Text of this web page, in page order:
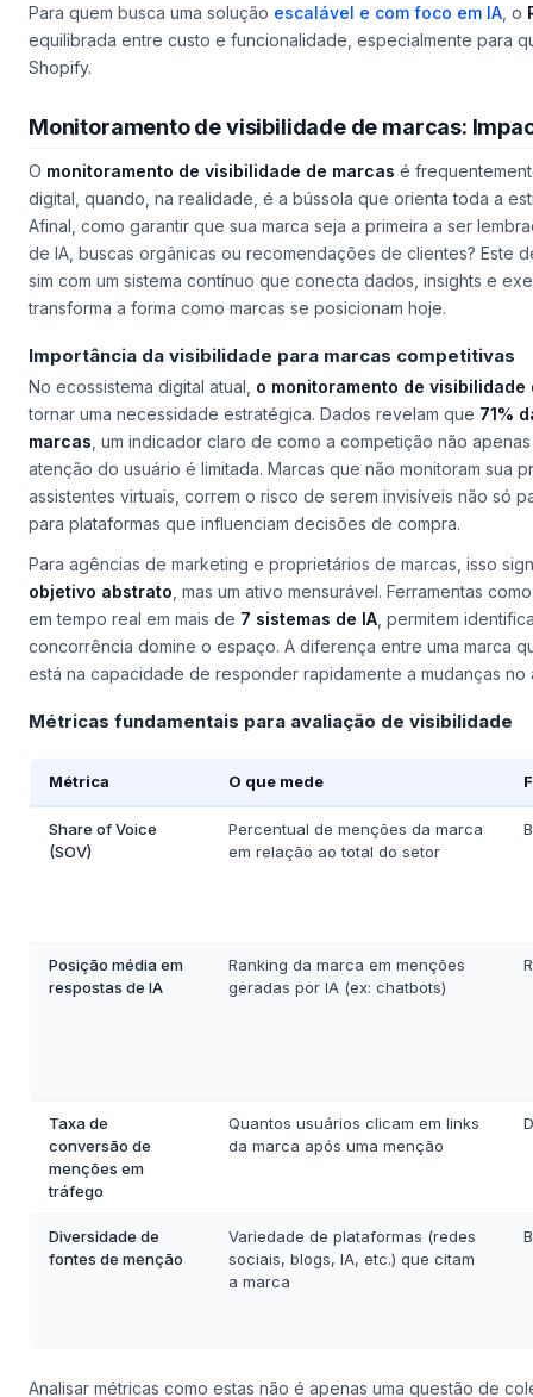
Para quem busca uma solução escalável e com foco em IA , o
equilibrada entre custo e funcionalidade, especialmente para
Shopify.
Monitoramento de visibilidade de marcas:
O monitoramento de visibilidade de marcas é
digital, quando, na realidade, é a bússola que orienta toda a
Afinal, como garantir que sua marca seja a primeira a ser
de IA, buscas orgânicas ou recomendações de clientes? Este
sim com um sistema contínuo que conecta dados, insights e
transforma a forma como marcas se posicionam hoje.
Importância da visibilidade para marcas competitivas
No ecossistema digital atual, o monitoramento de visibilidade
tornar uma necessidade estratégica. Dados revelam que 71%
marcas, um indicador claro de como a competição não
atenção do usuário é limitada. Marcas que não monitoram sua
assistentes virtuais, correm o risco de serem invisíveis não só
para plataformas que influenciam decisões de compra.
Para agências de marketing e proprietários de marcas, isso
objetivo abstrato , mas um ativo mensurável. Ferramentas
em tempo real em mais de 7 sistemas de IA , permitem
concorrência domine o espaço. A diferença entre uma marca
está na capacidade de responder rapidamente a mudanças
Métricas fundamentais para avaliação de visibilidade
Métrica O que mede
Share of Voice
(SOV)
Percentual de menções da marca
em relação ao total do setor
Posição média em
respostas de IA
Ranking da marca em menções
geradas por IA (ex: chatbots)
Taxa de
conversão de
menções em
tráfego
Quantos usuários clicam em links
da marca após uma menção
Diversidade de
fontes de menção
Variedade de plataformas (redes
sociais, blogs, IA, etc.) que citam
a marca
Analisar métricas como estas não é apenas uma questão de